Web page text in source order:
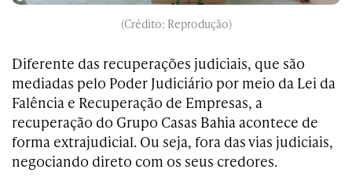
(Crédito: Reprodução)
Diferente das recuperações judiciais, que são
mediadas pelo Poder Judiciário por meio da Lei da
Falência e Recuperação de Empresas, a
recuperação do Grupo Casas Bahia acontece de
forma extrajudicial. Ou seja, fora das vias judiciais,
negociando direto com os seus credores.